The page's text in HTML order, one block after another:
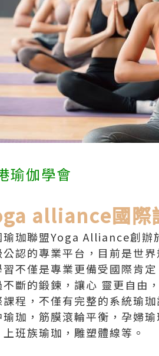
瑜伽學會
alliance國際
瑜珈聯盟Yoga Alliance創辦
公認的專業平台，目前是世
習不僅是專業更備受國際肯
不斷的鍛鍊，讓心 靈更自由
課程，不僅有完整的系統瑜
瑜珈，筋膜滾輪平衡，孕婦
上班族瑜珈，雕塑體線等。